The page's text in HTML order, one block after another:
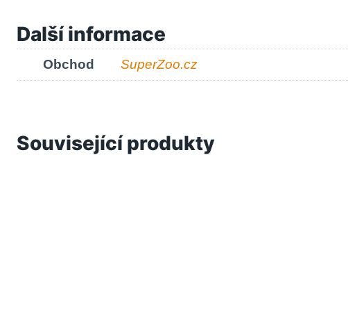
Další informace
Obchod SuperZoo.cz
Související produkty